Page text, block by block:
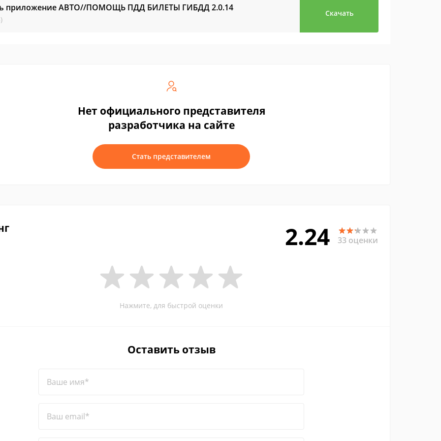
приложение АВТО//ПОМОЩЬ ПДД БИЛЕТЫ ГИБДД2.0.14
Скачать
Нет официального представителя
разработчика на сайте
Стать представителем
2.24 33 оценки
Нажмите, для быстрой оценки
Оставить отзыв
Ваше имя*
Ваш email*